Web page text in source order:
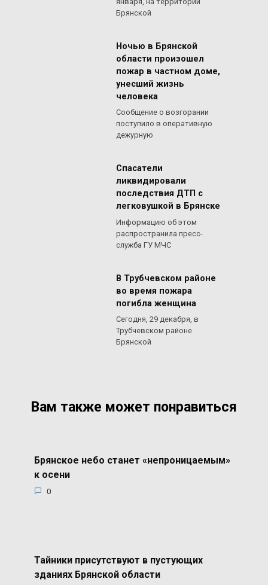
Брянской
Ночью в Брянской
области произошел
пожар в частном доме,
унесший жизнь
человека
Сообщение о возгорании
поступило в оперативную
дежурную
Спасатели
ликвидировали
последствия ДТП с
легковушкой в Брянске
Информацию об этом
распространила пресс-
служба ГУ МЧС
В Трубчевском районе
во время пожара
погибла женщина
Сегодня, 29 декабря, в
Трубчевском районе
Брянской
Вам также может понравиться
Брянское небо станет «непроницаемым»
к осени
0
Тайники присутствуют в пустующих
зданиях Брянской области